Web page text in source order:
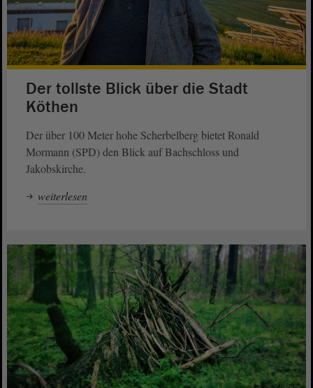
Der tollste Blick über die Stadt
Köthen
Der über 100 Meter hohe Scherbelberg bietet Ronald
Mormann (SPD) den Blick auf Bachschloss und
Jakobskirche.
weiterlesen